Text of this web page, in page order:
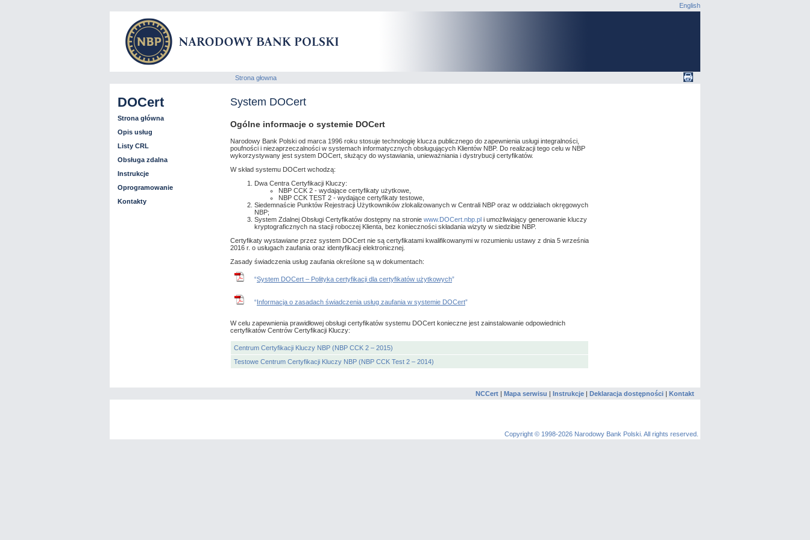
English
Strona głowna
DOCert
Strona główna
Opis usług
Listy CRL
Obsługa zdalna
Instrukcje
Oprogramowanie
Kontakty
System DOCert
Ogólne informacje o systemie DOCert
Narodowy Bank Polski od marca 1996 roku stosuje technologię klucza publicznego do zapewnienia usługi integralności,
poufności i niezaprzeczalności w systemach informatycznych obsługujących Klientów NBP. Do realizacji tego celu w NBP
wykorzystywany jest system DOCert, służący do wystawiania, unieważniania i dystrybucji certyfikatów.
W skład systemu DOCert wchodzą:
Dwa Centra Certyfikacji Kluczy:
NBP CCK 2 - wydające certyfikaty użytkowe,
NBP CCK TEST 2 - wydające certyfikaty testowe,
Siedemnaście Punktów Rejestracji Użytkowników zlokalizowanych w Centrali NBP oraz w oddziałach okręgowych
NBP;
System Zdalnej Obsługi Certyfikatów dostępny na stronie www.DOCert.nbp.pl i umożliwiający generowanie kluczy
kryptograficznych na stacji roboczej Klienta, bez konieczności składania wizyty w siedzibie NBP.
Certyfikaty wystawiane przez system DOCert nie są certyfikatami kwalifikowanymi w rozumieniu ustawy z dnia 5 września
2016 r. o usługach zaufania oraz identyfikacji elektronicznej.
Zasady świadczenia usług zaufania określone są w dokumentach:
“System DOCert – Polityka certyfikacji dla certyfikatów użytkowych”
“Informacja o zasadach świadczenia usług zaufania w systemie DOCert”
W celu zapewnienia prawidłowej obsługi certyfikatów systemu DOCert konieczne jest zainstalowanie odpowiednich
certyfikatów Centrów Certyfikacji Kluczy:
Centrum Certyfikacji Kluczy NBP (NBP CCK 2 – 2015)
Testowe Centrum Certyfikacji Kluczy NBP (NBP CCK Test 2 – 2014)
NCCert | Mapa serwisu | Instrukcje | Deklaracja dostępności | Kontakt
Copyright © 1998-2026 Narodowy Bank Polski. All rights reserved.